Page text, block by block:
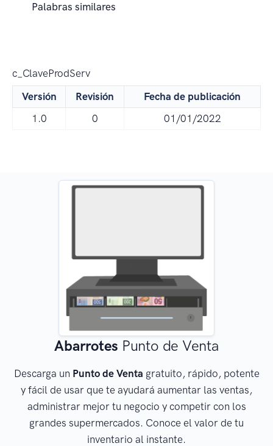
Palabras similares
c_ClaveProdServ
Versión
Revisión
Fecha de publicación
1.0
0 01/01/2022
Abarrotes Punto de Venta
Descarga un Punto de Venta gratuito, rápido, potente
y fácil de usar que te ayudará aumentar las ventas,
administrar mejor tu negocio y competir con los
grandes supermercados. Conoce el valor de tu
inventario al instante.